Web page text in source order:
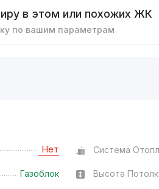
в этом или похожих ЖК
по вашим параметрам
Нет Система
Газоблок Высота